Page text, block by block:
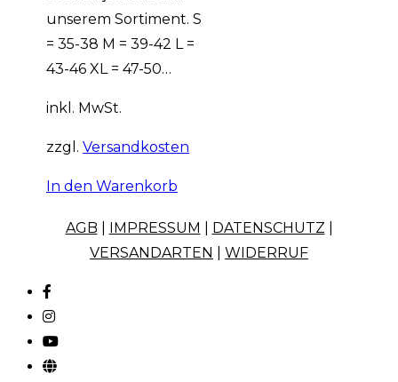
unserem Sortiment. S
= 35-38 M = 39-42 L =
43-46 XL = 47-50…
inkl. MwSt.
zzgl. Versandkosten
In den Warenkorb
AGB IMPRESSUM DATENSCHUTZ
VERSANDARTEN
WIDERRUF